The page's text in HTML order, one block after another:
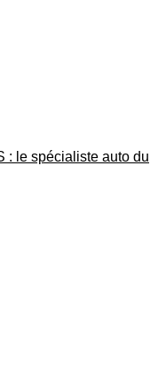
: le spécialiste auto du